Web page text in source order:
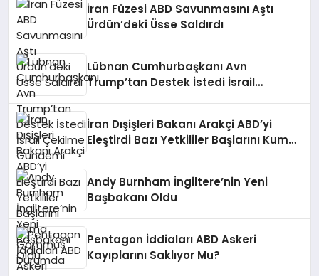
İran Füzesi ABD Savunmasını Aştı
Ürdün’deki Üsse Saldırdı
Lübnan Cumhurbaşkanı Avn
Trump’tan Destek İstedi İsrail
İran Dışişleri Bakanı Arakçi ABD’yi
Eleştirdi Bazı Yetkililer Başlarını Kuma
Andy Burnham İngiltere’nin Yeni
Başbakanı Oldu
Pentagon İddiaları ABD Askeri
Kayıplarını Saklıyor Mu?